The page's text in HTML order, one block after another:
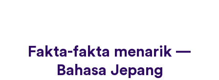
Fakta-fakta menarik —
Bahasa Jepang